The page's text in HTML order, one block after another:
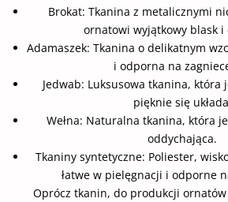
Brokat: Tkanina z metalicznymi
ornatowi wyjątkowy blask i
Adamaszek: Tkanina o delikatnym
i odporna na
Jedwab: Luksusowa tkanina, która
pięknie się
Wełna: Naturalna tkanina, która
oddychająca.
Tkaniny syntetyczne: Poliester,
łatwe w pielęgnacji i odporne
Oprócz tkanin, do produkcji ornatów